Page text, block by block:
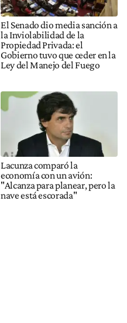
El Senado dio media sanción a
la Inviolabilidad de la
Propiedad Privada: el
Gobierno tuvo que ceder en la
Ley del Manejo del Fuego
Lacunza comparó la
economía con un avión:
"Alcanza para planear, pero la
nave está escorada"